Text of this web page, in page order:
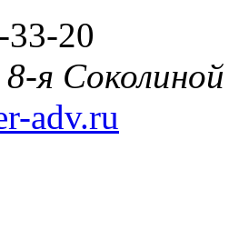
20
8-я
adv.ru